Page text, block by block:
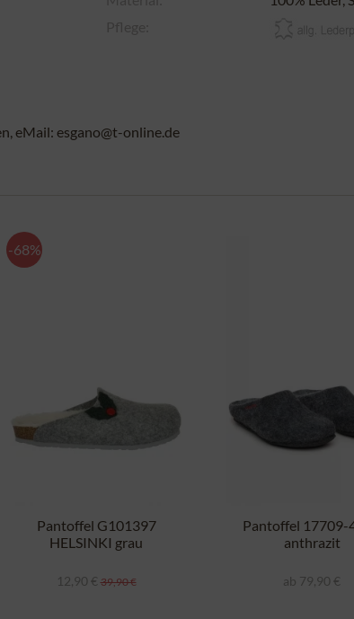
eMail: esgano@t-online.de
-68%
Pantoffel G101397
HELSINKI grau
12,90 € 39,90 €
Pantoffel 17709-
anthrazit
ab 79,90 €